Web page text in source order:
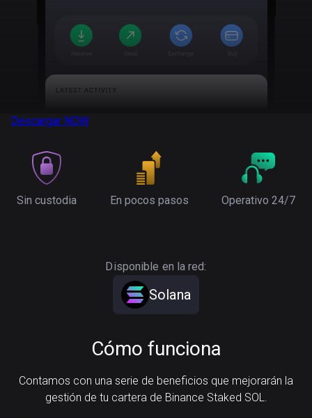
Descargar NOW
Sin custodia En pocos pasos Operativo 24/7
Disponible en la red:
Solana
Cómo funciona
Contamos con una serie de beneficios que mejorarán la
gestión de tu cartera de Binance Staked SOL.